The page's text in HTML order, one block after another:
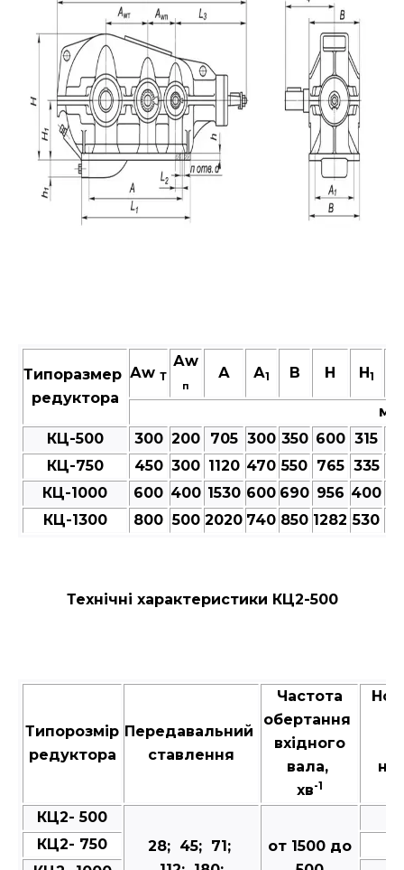
Типоразмер
редуктора
Аw Т
Аw
п
А А1 В Н H1
мм
КЦ-500
300 200 705 300 350 600 315
КЦ-750
450 300 1120 470 550 765 335
КЦ-1000
600 400 1530 600 690 956 400
КЦ-1300
800 500 2020 740 850 1282 530
Технічні характеристики КЦ2-500
Типорозмір
редуктора
Передавальний
ставлення
Частота
обертання
вхідного
вала,
хв-1
на
КЦ2- 500
28; 45; 71;
от 1500 до
КЦ2- 750